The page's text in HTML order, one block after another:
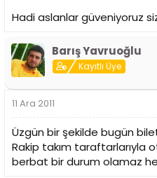
Hadi aslanlar güveniyoruz
Barış Yavruoğlu
Kayıtlı Üye
11 Ara 2011
Üzgün bir şekilde bugün
Rakip takım taraftarlarıyla
berbat bir durum olamaz